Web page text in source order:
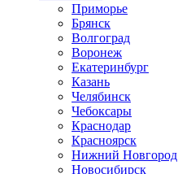
Приморье
Брянск
Волгоград
Воронеж
Екатеринбург
Казань
Челябинск
Чебоксары
Краснодар
Красноярск
Нижний Новгород
Новосибирск